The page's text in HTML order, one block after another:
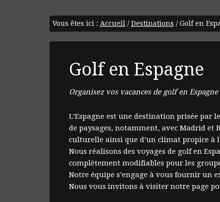
Vous êtes ici : Accueil / Destinations /Golf en
Golf en Espagne
Organisez vos vacances de golf en
L’Espagne est une destination prisée par
de paysages, notamment, avec Madrid et
culturelle ainsi que d’un climat propice à
Nous réalisons des voyages de golf en
complètement modifiables pour les
Notre équipe s’engage à vous fournir
Nous vous invitons à visiter notre page